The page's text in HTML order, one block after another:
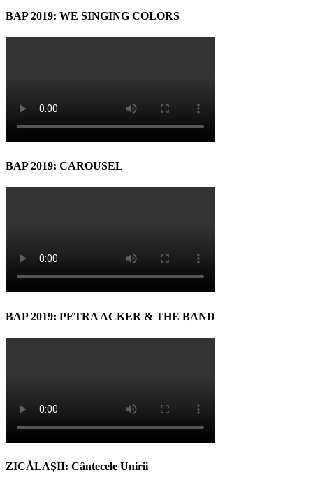
BAP 2019: WE SINGING COLORS
BAP 2019: CAROUSEL
BAP 2019: PETRA ACKER & THE BAND
ZICĂLAŞII: Cântecele Unirii